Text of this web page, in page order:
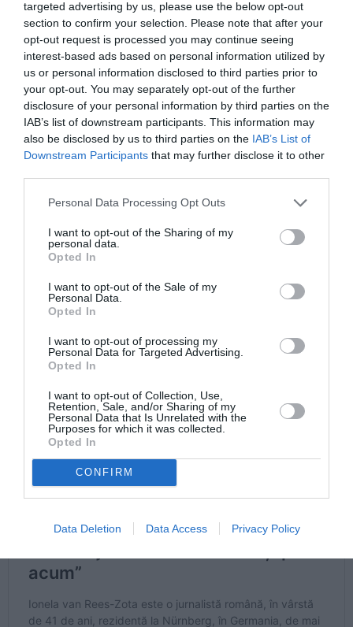
targeted advertising by us, please use the below opt-out
section to confirm your selection. Please note that after your
opt-out request is processed you may continue seeing
interest-based ads based on personal information utilized by
us or personal information disclosed to third parties prior to
your opt-out. You may separately opt-out of the further
disclosure of your personal information by third parties on the
IAB’s list of downstream participants. This information may
also be disclosed by us to third parties on the IAB’s List of
Downstream Participants that may further disclose it to other
Personal Data Processing Opt Outs
I want to opt-out of the Sharing of my
personal data.
Opted In
I want to opt-out of the Sale of my
Personal Data.
Opted In
I want to opt-out of processing my
Personal Data for Targeted Advertising.
Opted In
I want to opt-out of Collection, Use,
Retention, Sale, and/or Sharing of my
Personal Data that Is Unrelated with the
Purposes for which it was collected.
Opted In
CONFIRM
Data Deletion Data Access Privacy Policy
românească din zona Nürnberg şi din întreaga
Germanie.
O bătalie pierdută nu mă poate opri din ceea ce
doresc să fac în numele românilor şi pentru imaginea
României, ci mă motivează pentru a face mai departe
ceea ce iubesc eu cel mai mult! Sa ajut oamenii !
Ionela van Rees-Zota
28 martie 2019